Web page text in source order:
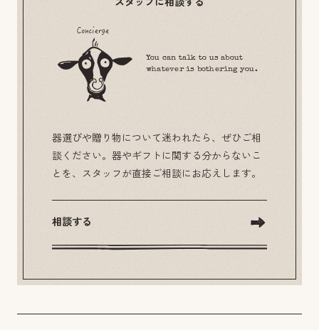
スタッフに相談する
You can talk to us about
whatever is bothering you.
器選びや贈り物について迷われたら、ぜひご相
談ください。器やギフトに関する分からないこ
とを、スタッフが直接ご相談にお応えします。
相談する